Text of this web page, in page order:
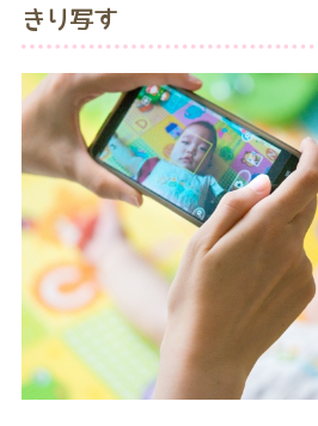
きり写す